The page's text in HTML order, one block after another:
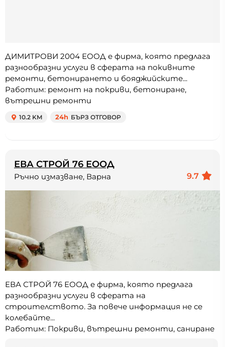
ДИМИТРОВИ 2004 ЕООД е фирма, която предлага
разнообразни услуги в сферата на покивните
ремонти, бетонирането и бояджийските...
Работим: ремонт на покриви, бетониране,
вътрешни ремонти
10.2 KM 24h БЪРЗ ОТГОВОР
ЕВА СТРОЙ 76 ЕООД
9.7
Ръчно измазване, Варна
ЕВА СТРОЙ 76 ЕООД е фирма, която предлага
разнообразни услуги в сферата на
строителството. За повече информация не се
колебайте...
Работим: Покриви, вътрешни ремонти, саниране